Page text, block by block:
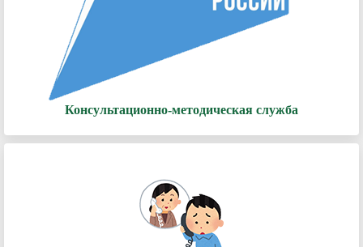
Консультационно-методическая служба